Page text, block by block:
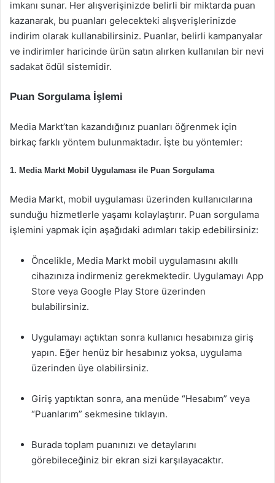
imkanı sunar. Her alışverişinizde belirli bir miktarda puan
kazanarak, bu puanları gelecekteki alışverişlerinizde
indirim olarak kullanabilirsiniz. Puanlar, belirli kampanyalar
ve indirimler haricinde ürün satın alırken kullanılan bir nevi
sadakat ödül sistemidir.
Puan Sorgulama İşlemi
Media Markt’tan kazandığınız puanları öğrenmek için
birkaç farklı yöntem bulunmaktadır. İşte bu yöntemler:
1. Media Markt Mobil Uygulaması ile Puan Sorgulama
Media Markt, mobil uygulaması üzerinden kullanıcılarına
sunduğu hizmetlerle yaşamı kolaylaştırır. Puan sorgulama
işlemini yapmak için aşağıdaki adımları takip edebilirsiniz:
Öncelikle, Media Markt mobil uygulamasını akıllı
cihazınıza indirmeniz gerekmektedir. Uygulamayı App
Store veya Google Play Store üzerinden
bulabilirsiniz.
Uygulamayı açtıktan sonra kullanıcı hesabınıza giriş
yapın. Eğer henüz bir hesabınız yoksa, uygulama
üzerinden üye olabilirsiniz.
Giriş yaptıktan sonra, ana menüde “Hesabım” veya
“Puanlarım” sekmesine tıklayın.
Burada toplam puanınızı ve detaylarını
görebileceğiniz bir ekran sizi karşılayacaktır.